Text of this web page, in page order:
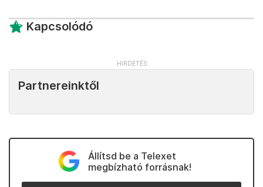
Kapcsolódó
Partnereinktől
Állítsd be a Telexet
megbízható forrásnak!